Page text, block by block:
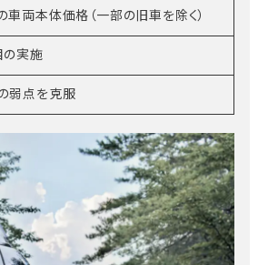
車両本体価格（一部の旧車を除く）
の実施
弱点を克服